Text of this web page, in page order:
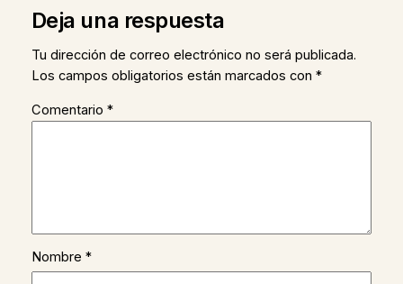
Deja una respuesta
Tu dirección de correo electrónico no será publicada.
Los campos obligatorios están marcados con *
Comentario *
Nombre *